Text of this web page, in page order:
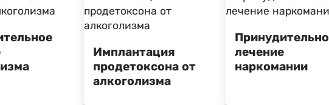
Имплантация
продетоксона от
алкоголизма
лечение
наркомании